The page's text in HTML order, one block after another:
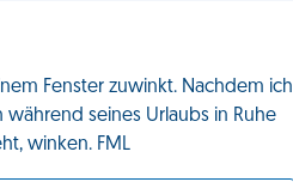
Fenster zuwinkt. Nachdem ich
seines Urlaubs in Ruhe
winken. FML